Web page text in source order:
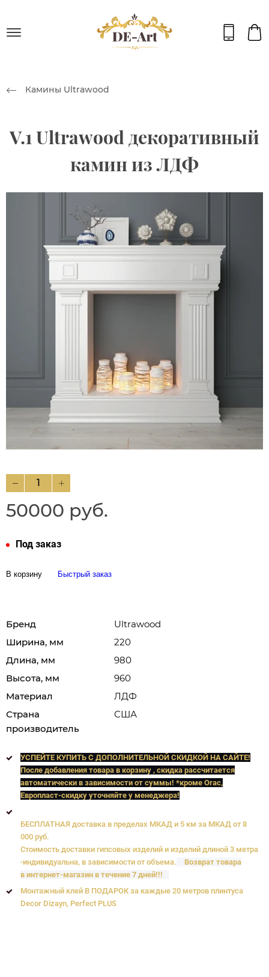
Камины Ultrawood
V.1 Ultrawood декоративный
камин из ЛДФ
50000 руб.
Под заказ
В корзину Быстрый заказ
Бренд
Ultrawood
Ширина, мм
220
Длина, мм
980
Высота, мм
960
Материал
ЛДФ
Страна
производитель
США
УСПЕЙТЕ КУПИТЬ C ДОПОЛНИТЕЛЬНОЙ СКИДКОЙ НА САЙТЕ!
После добавления товара в корзину , скидка рассчитается
автоматически в зависимости от суммы! *кроме Orac,
Европласт-скидку уточняйте у менеджера!
БЕСПЛАТНАЯ доставка в пределах МКАД и 5 км за МКАД от 8
000 руб.
Стоимость доставки гипсовых изделий и изделий длиной 3 метра
-индивидуальна, в зависимости от объема.
Возврат товара
в интернет-магазин в течение 7 дней!!!
Монтажный клей В ПОДАРОК за каждые 20 метров плинтуса
Decor Dizayn, Perfect PLUS